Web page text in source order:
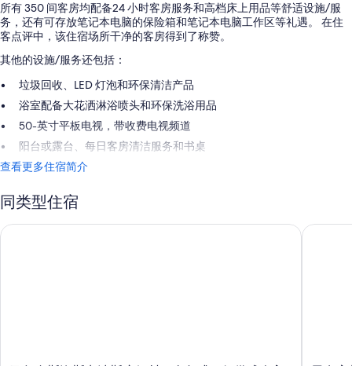
所有 350 间客房均配备24 小时客房服务和高档床上用品等舒适设施/服
务，还有可存放笔记本电脑的保险箱和笔记本电脑工作区等礼遇。 在住
客点评中，该住宿场所干净的客房得到了称赞。
其他的设施/服务还包括：
垃圾回收、LED 灯泡和环保清洁产品
浴室配备大花洒淋浴喷头和环保洗浴用品
50-英寸平板电视，带收费电视频道
阳台或露台、每日客房清洁服务和书桌
查看更多住宿简介
同类型住宿
马尔奎斯洛斯卡波斯度假村 - 全包式 - 仅供成人入住及无分时
里乌宫